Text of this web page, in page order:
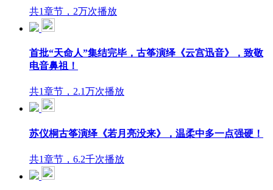
共1章节，2万次播放
首批“天命人”集结完毕，古筝演绎《云宫迅音》，致敬
电音鼻祖！
共1章节，2.1万次播放
苏仪桐古筝演绎《若月亮没来》，温柔中多一点强硬！
共1章节，6.2千次播放